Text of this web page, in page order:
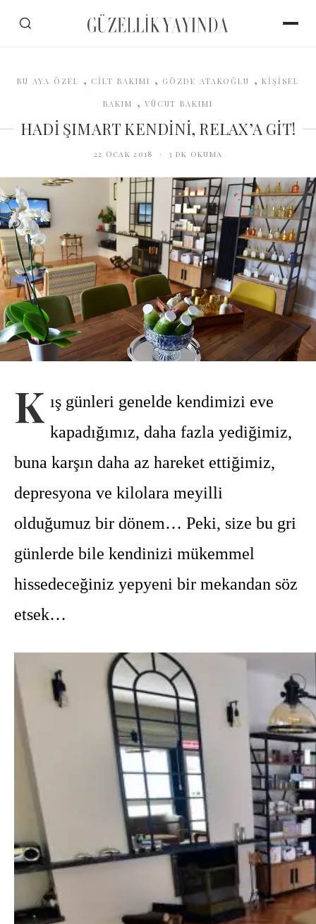
BU AYA ÖZEL , CİLT BAKIMI , GÖZDE ATAKOĞLU , KİŞİSEL
BAKIM , VÜCUT BAKIMI
HADİ ŞIMART KENDİNİ, RELAX’A GİT!
22 Ocak 2018 ·3 dk okuma
K ış günleri genelde kendimizi eve
kapadığımız, daha fazla yediğimiz,
buna karşın daha az hareket ettiğimiz,
depresyona ve kilolara meyilli
olduğumuz bir dönem… Peki, size bu gri
günlerde bile kendinizi mükemmel
hissedeceğiniz yepyeni bir mekandan söz
etsek…